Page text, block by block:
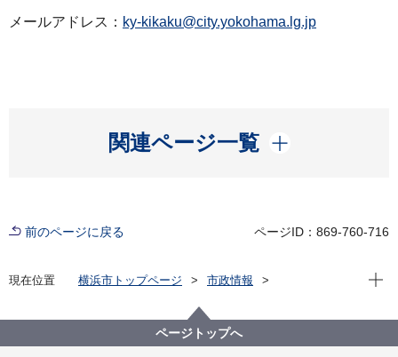
メールアドレス： ky-kikaku@city.yokohama.lg.jp
関連ページ一覧
開く
前のページに戻る ページID：869-760-716
現在位置 横浜市トップページ
市政情報
記者発表 2023年度
～私たちのまちは私たちが守る～ 蒔田中学校におけ
る地域防災担い手の育成に向けた防災教育プログラム
現在
ページトップへ